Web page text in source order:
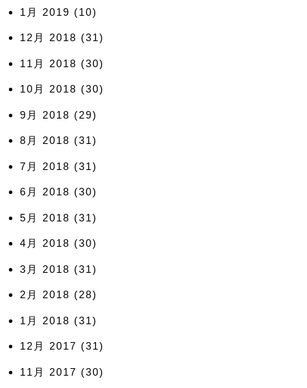
1月 2019 (10)
12月 2018 (31)
11月 2018 (30)
10月 2018 (30)
9月 2018 (29)
8月 2018 (31)
7月 2018 (31)
6月 2018 (30)
5月 2018 (31)
4月 2018 (30)
3月 2018 (31)
2月 2018 (28)
1月 2018 (31)
12月 2017 (31)
11月 2017 (30)